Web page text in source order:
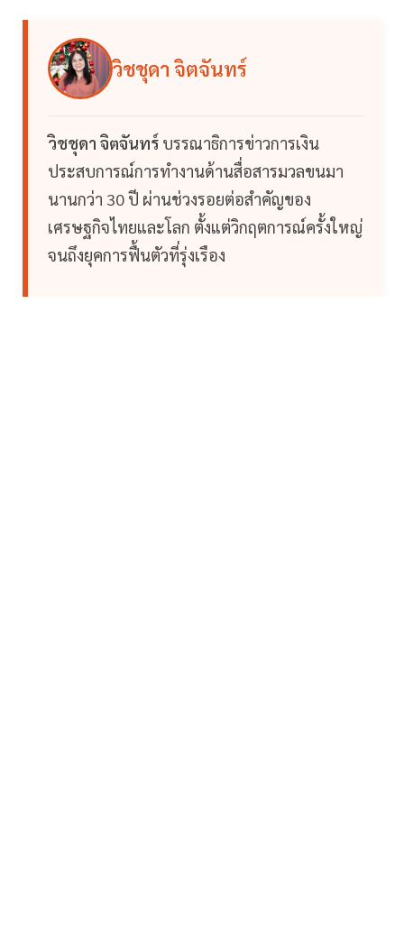
วิชชุดา จิตจันทร์
วิชชุดา จิตจันทร์ บรรณาธิการข่าวการเงิน
ประสบการณ์การทำงานด้านสื่อสารมวลขนมา
นานกว่า 30 ปี ผ่านช่วงรอยต่อสำคัญของ
เศรษฐกิจไทยและโลก ตั้งแต่วิกฤตการณ์ครั้งใหญ่
จนถึงยุคการฟื้นตัวที่รุ่งเรือง